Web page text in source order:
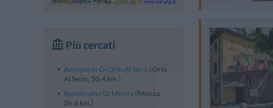
Più cercati
Aeroporto Di Orio Al Serio (Orio
Al Serio, 50.4 km.)
Autodromo Di Monza (Monza,
26.8 km.)